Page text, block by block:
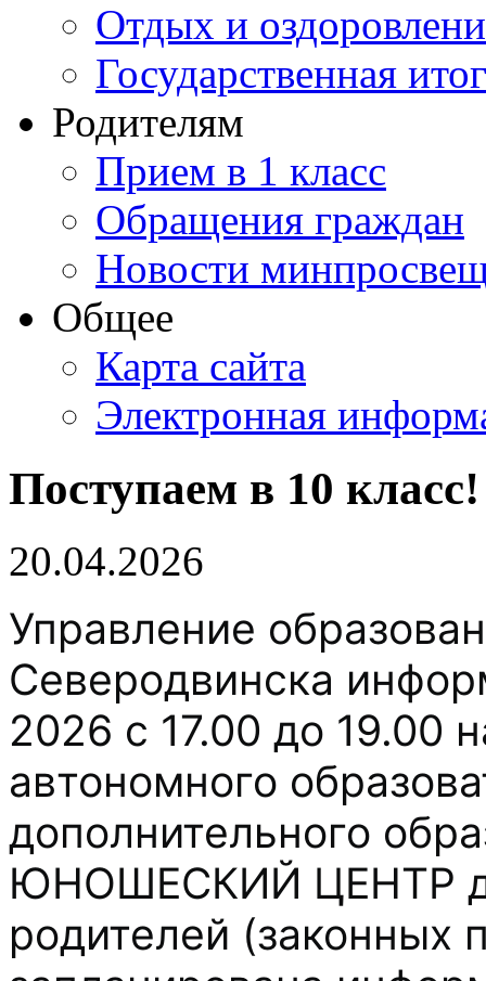
Отдых и
Государственная
Родителям
Прием в 1 класс
Обращения граждан
Новости
Общее
Карта сайта
Электронная
Поступаем в 10 класс!
20.04.2026
Управление
Северодвинска
2026 с 17.00 до 19.00
автономного
дополнительного
ЮНОШЕСКИЙ ЦЕНТР
родителей (законных